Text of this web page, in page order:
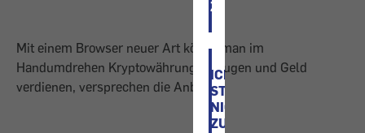
ZU
ICH
STIMME
NICHT
ZU
Mit einem Browser neuer Art könne man im
Handumdrehen Kryptowährung erzeugen und Geld
verdienen, versprechen die Anbieter.